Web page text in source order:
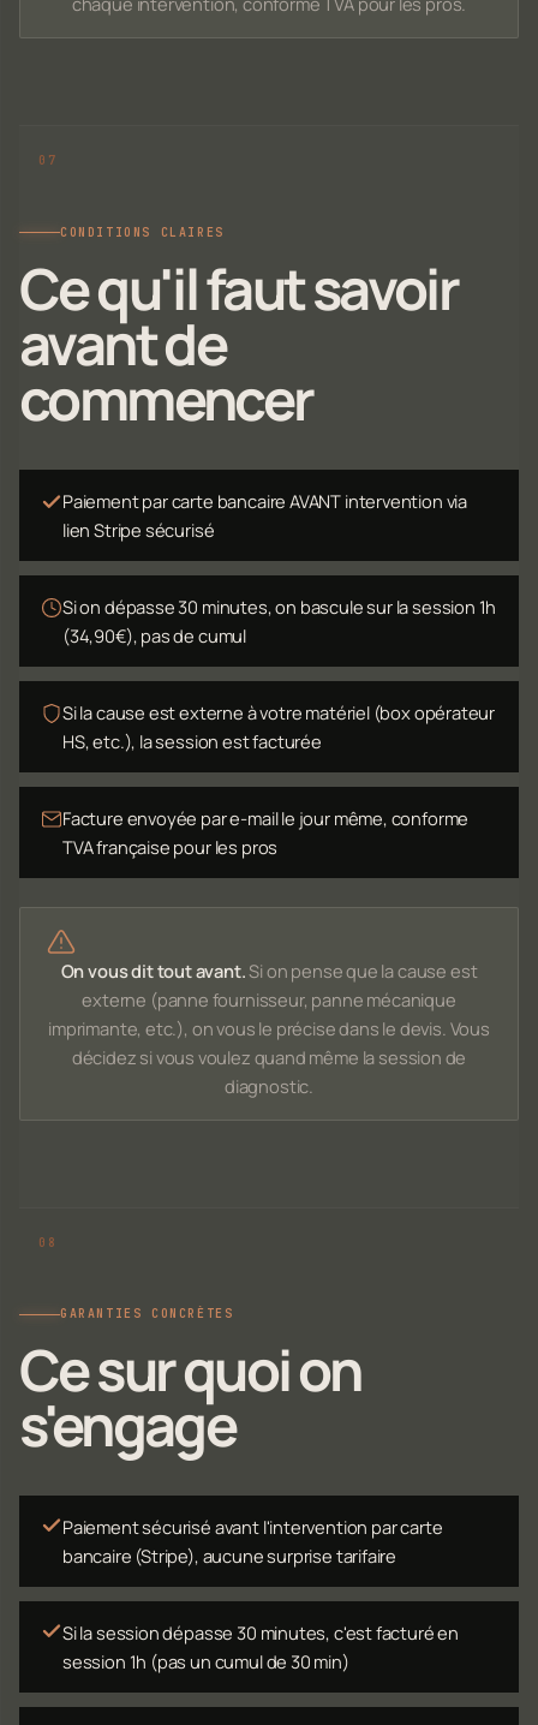
CONDITIONS CLAIRES
Ce qu'il faut savoir
avant de
commencer
Paiement par carte bancaire AVANT intervention via
lien Stripe sécurisé
Si on dépasse 30 minutes, on bascule sur la session 1h
(34,90€), pas de cumul
Si la cause est externe à votre matériel (box opérateur
HS, etc.), la session est facturée
Facture envoyée par e-mail le jour même, conforme
TVA française pour les pros
On vous dit tout avant.Si on pense que la cause est
externe (panne fournisseur, panne mécanique
imprimante, etc.), on vous le précise dans le devis. Vous
décidez si vous voulez quand même la session de
diagnostic.
GARANTIES CONCRÈTES
Ce sur quoi on
s'engage
Paiement sécurisé avant l'intervention par carte
bancaire (Stripe), aucune surprise tarifaire
Si la session dépasse 30 minutes, c'est facturé en
session 1h (pas un cumul de 30 min)